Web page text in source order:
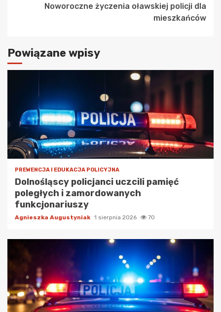
Noworoczne życzenia oławskiej policji dla
mieszkańców
Powiązane wpisy
PREWENCJA I EDUKACJA POLICYJNA
Dolnośląscy policjanci uczcili pamięć
poległych i zamordowanych
funkcjonariuszy
Agnieszka Augustyniak 1 sierpnia 2026 70